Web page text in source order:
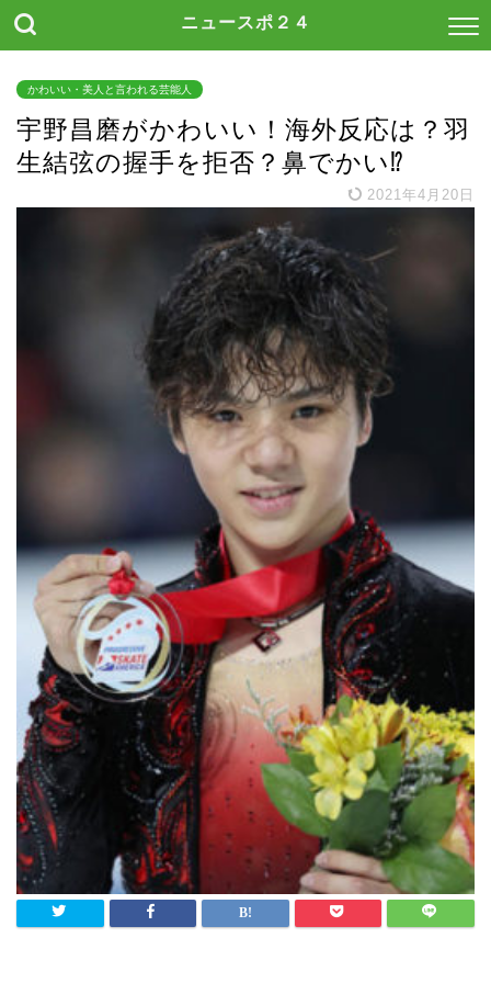
ニュースポ２４
かわいい・美人と言われる芸能人
宇野昌磨がかわいい！海外反応は？羽
生結弦の握手を拒否？鼻でかい⁉
2021年4月20日